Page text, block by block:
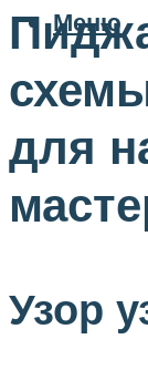
Меню
для
Узор